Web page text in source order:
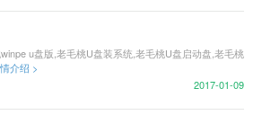
u盘版,老毛桃U盘装系统,老毛桃U盘启动盘,老毛桃
介绍 >
2017-01-09